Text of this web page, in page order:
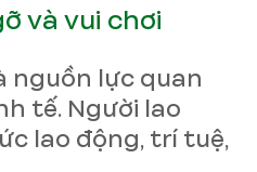
và vui chơi
nguồn lực quan
tế. Người lao
lao động, trí tuệ,